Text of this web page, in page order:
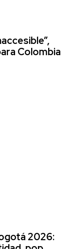
Colombia
2026: